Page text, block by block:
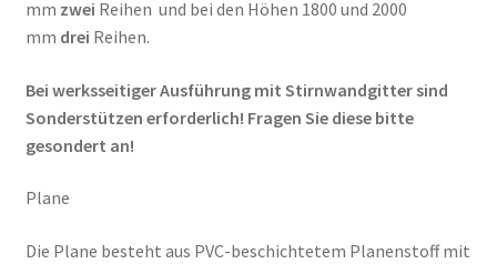
mm zwei Reihen und bei den Höhen 1800 und 2000
mm drei Reihen.
Bei werksseitiger Ausführung mit Stirnwandgitter sind
Sonderstützen erforderlich! Fragen Sie diese bitte
gesondert an!
Plane
Die Plane besteht aus PVC-beschichtetem Planenstoff mit